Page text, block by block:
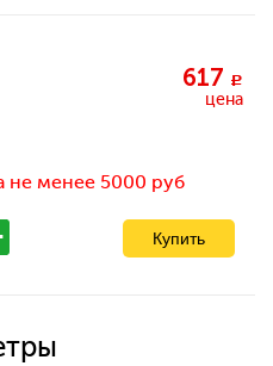
617 c
цена
не менее 5000 руб